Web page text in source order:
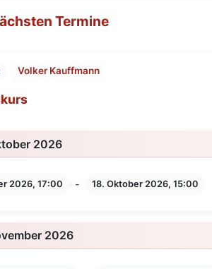
Termine
Volker Kauffmann
2026
2026, 17:00 - 18. Oktober 2026, 15:00
2026